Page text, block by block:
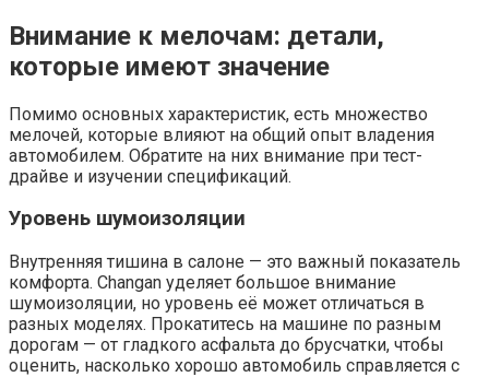
Внимание к мелочам: детали,
которые имеют значение
Помимо основных характеристик, есть множество
мелочей, которые влияют на общий опыт владения
автомобилем. Обратите на них внимание при тест-
драйве и изучении спецификаций.
Уровень шумоизоляции
Внутренняя тишина в салоне — это важный показатель
комфорта. Changan уделяет большое внимание
шумоизоляции, но уровень её может отличаться в
разных моделях. Прокатитесь на машине по разным
дорогам — от гладкого асфальта до брусчатки, чтобы
оценить, насколько хорошо автомобиль справляется с